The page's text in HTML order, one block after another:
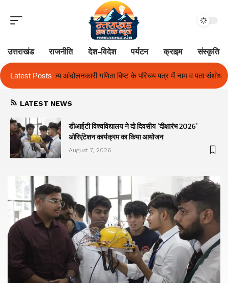
उत्तराखंड राजनीति देश-विदेश पर्यटन क्राइम संस्कृति
Latest Posts
बिष्ट के परिचय पत्र में नाम व पता संशोधन का प्रकरण का हुआ समाधान
LATEST NEWS
डीआईटी विश्वविद्यालय ने दो दिवसीय ‘दीक्षारंभ 2026’
ओरिएंटेशन कार्यक्रम का किया आयोजन
August 7, 2026